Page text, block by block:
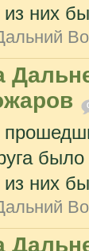
из них
из них